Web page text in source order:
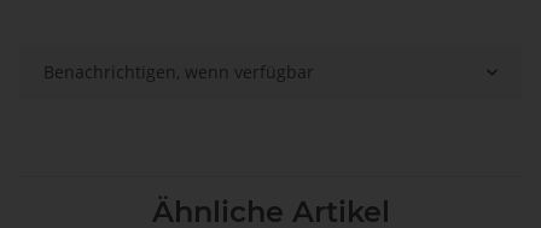
Benachrichtigen, wenn verfügbar
Ähnliche Artikel